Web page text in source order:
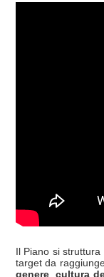
Il Piano si
target da
genere ,cultura